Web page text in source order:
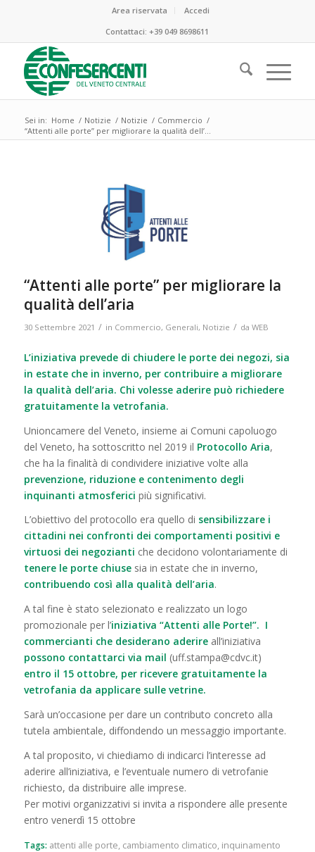
Area riservata
Accedi
Contattaci:+39 049 8698611
Sei in: Home / Notizie / Notizie / Commercio /
“Attenti alle porte” per migliorare la qualità dell’...
“Attenti alle porte” per migliorare la
qualità dell’aria
30 Settembre 2021 / in Commercio, Generali, Notizie / da WEB
L’iniziativa prevede di chiudere le porte dei negozi, sia
in estate che in inverno, per contribuire a migliorare
la qualità dell’aria. Chi volesse aderire può richiedere
gratuitamente la vetrofania.
Unioncamere del Veneto, insieme ai Comuni capoluogo
del Veneto, ha sottoscritto nel 2019 il Protocollo Aria,
che ha la finalità di condividere iniziative volte alla
prevenzione, riduzione e contenimento degli
inquinanti atmosferici più significativi.
L’obiettivo del protocollo era quello di sensibilizzare i
cittadini nei confronti dei comportamenti positivi e
virtuosi dei negozianti che decidono volontariamente di
tenere le porte chiusesia in estate che in inverno,
contribuendo così alla qualità dell’aria.
A tal fine è stato selezionato e realizzato un logo
promozionale per l’iniziativa “Attenti alle Porte!”. I
commercianti che desiderano aderireall’iniziativa
possono contattarci via mail (uff.stampa@cdvc.it)
entro il 15 ottobre, per ricevere gratuitamente la
vetrofania da applicare sulle vetrine.
Sarà un’occasione per dare un contributo concreto alla
tutela ambientale, diffondendo un messaggio importante.
A tal proposito, vi chiediamo di indicarci l’interesse ad
aderire all’iniziativa, e l’eventuale numero di vetrofanie
richiesto, da distribuire alle imprese.
Per motivi organizzativi si invita a rispondere alle presente
entro venerdì 15 ottobre
Tags: attenti alle porte, cambiamento climatico, inquinamento